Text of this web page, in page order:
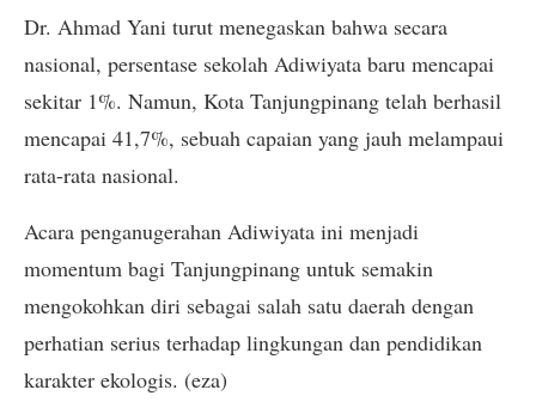
Dr. Ahmad Yani turut menegaskan bahwa secara
nasional, persentase sekolah Adiwiyata baru mencapai
sekitar 1%. Namun, Kota Tanjungpinang telah berhasil
mencapai 41,7%, sebuah capaian yang jauh melampaui
rata-rata nasional.
Acara penganugerahan Adiwiyata ini menjadi
momentum bagi Tanjungpinang untuk semakin
mengokohkan diri sebagai salah satu daerah dengan
perhatian serius terhadap lingkungan dan pendidikan
karakter ekologis. (eza)